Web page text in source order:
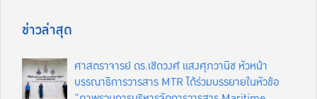
ข่าวล่าสุด
ศาสตราจารย์ ดร.เชิดวงศ์ แสงศุภวานิช หัวหน้า
บรรณาธิการวารสาร MTR ได้ร่วมบรรยายในหัวข้อ